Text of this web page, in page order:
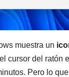
muestra un
cursor del ratón
Pero lo